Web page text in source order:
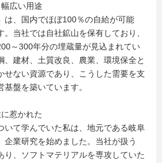
広い用途
は、国内でほぼ100％の自給が可能
当社では自社鉱山を保有しており、
～300年分の埋蔵量が見込まれてい
、建材、土質改良、農業、環境保全と
せない資源であり、こうした需要を支
盤を築いています。
惹かれた
いて学んでいた私は、地元である岐阜
企業研究を始めました。当社が扱う
り、ソフトマテリアルを専攻していた